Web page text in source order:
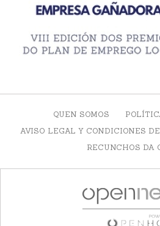
QUEN SOMOS
AVISO LEGAL Y CONDICIONES
RECUNCHOS DA